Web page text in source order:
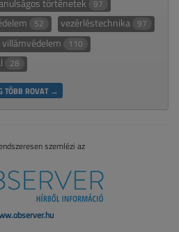
történetek 97
52 vezérléstechnika 97
villámvédelem 110
28
TÖBB ROVAT →
szemlézi az